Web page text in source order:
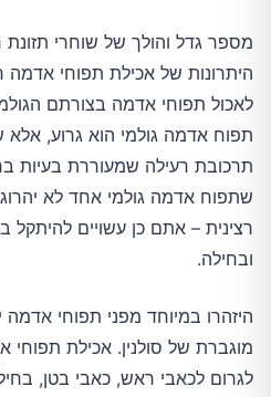
מספר גדל והולך של שוחרי
היתרונות של אכילת תפוחי
לאכול תפוחי אדמה בצורתם
תפוח אדמה גולמי הוא גרוע, אלא
תרכובת רעילה שמעוררת בעיות
שתפוח אדמה גולמי אחד לא
רצינית – אתם כן עשויים להיתקל
ובחילה.
היזהרו במיוחד מפני תפוחי
מוגברת של סולנין. אכילת תפוחי
לגרום לכאבי ראש, כאבי בטן,